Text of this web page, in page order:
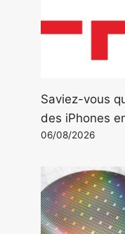
Saviez-vous
des iPhones
06/08/2026